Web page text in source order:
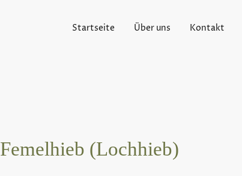
Startseite Über uns Kontakt
Femelhieb (Lochhieb)